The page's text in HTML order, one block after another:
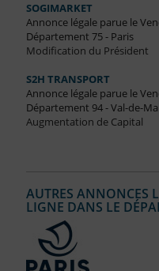
SOGIMARKET
Annonce légale parue le
Département 75 - Paris
Modification du Président
S2H TRANSPORT
Annonce légale parue le
Département 94 - Val-de-
Augmentation de Capital
AUTRES ANNONCES
LIGNE DANS LE